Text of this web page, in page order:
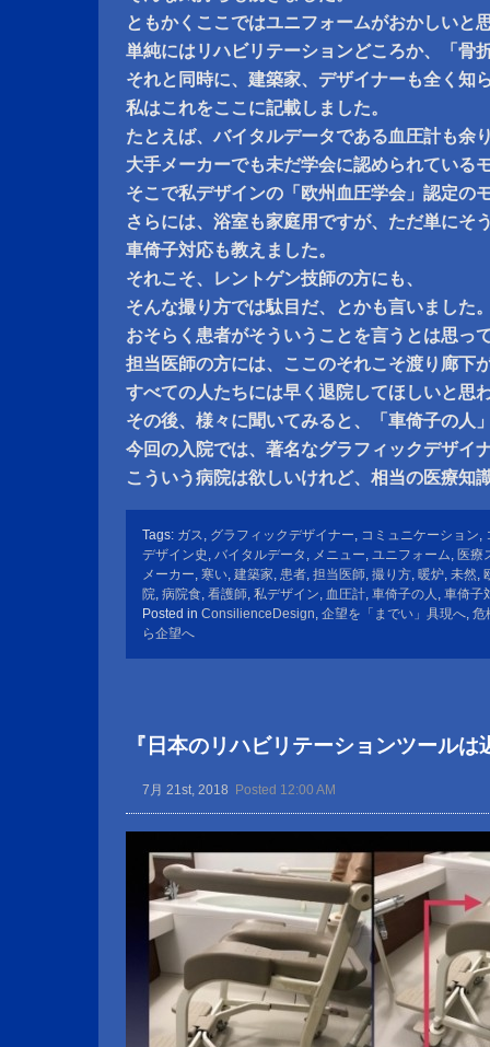
ともかくここではユニフォームがおかしいと
単純にはリハビリテーションどころか、「骨
それと同時に、建築家、デザイナーも全く知
私はこれをここに記載しました。
たとえば、バイタルデータである血圧計も余
大手メーカーでも未だ学会に認められている
そこで私デザインの「欧州血圧学会」認定の
さらには、浴室も家庭用ですが、ただ単にそ
車倚子対応も教えました。
それこそ、レントゲン技師の方にも、
そんな撮り方では駄目だ、とかも言いました
おそらく患者がそういうことを言うとは思っ
担当医師の方には、ここのそれこそ渡り廊下
すべての人たちには早く退院してほしいと思
その後、様々に聞いてみると、「車倚子の人
今回の入院では、著名なグラフィックデザイ
こういう病院は欲しいけれど、相当の医療知
Tags: ガス, グラフィックデザイナー, コミュニケーション,
デザイン史 , バイタルデータ , メニュー, ユニフォーム, 医療
メーカー, 寒い, 建築家, 患者, 担当医師, 撮り方, 暖炉, 未然,
院, 病院食, 看護師, 私デザイン, 血圧計, 車倚子の人 , 車倚子
Posted in ConsilienceDesign, 企望を「までい」具現へ, 危
ら企望へ
『日本のリハビリテーションツールは
7月 21st, 2018 Posted 12:00 AM